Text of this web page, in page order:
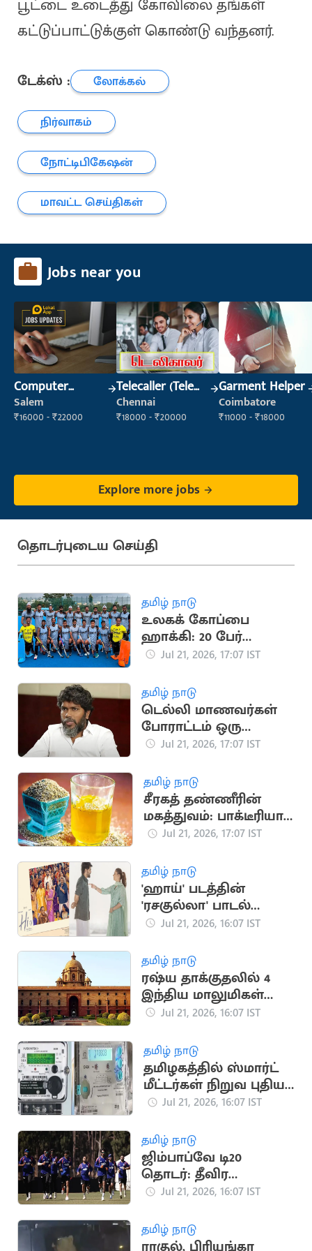
பூட்டை உடைத்து கோவிலை தங்கள்
கட்டுப்பாட்டுக்குள் கொண்டு வந்தனர்.
டேக்ஸ் :
லோக்கல்
நிர்வாகம்
நோட்டிபிகேஷன்
மாவட்ட செய்திகள்
Jobs near you
Computer
Operator
Salem
₹16000 - ₹22000
Telecaller (Tele
Sales)
Chennai
₹18000 - ₹20000
Garment Helper
Coimbatore
₹11000 - ₹18000
Explore more jobs
தொடர்புடைய செய்தி
தமிழ் நாடு
உலகக் கோப்பை
ஹாக்கி: 20 பேர்
கொண்ட இந்திய
Jul 21, 2026, 17:07 IST
தமிழ் நாடு
டெல்லி மாணவர்கள்
போராட்டம் ஒரு
தலைமுறையின்
பா.ரஞ்சித்
Jul 21, 2026, 17:07 IST
தமிழ் நாடு
சீரகத் தண்ணீரின்
மகத்துவம்: பாக்டீரியா
தொற்று முதல் இதய
Jul 21, 2026, 17:07 IST
தமிழ் நாடு
'ஹாய்' படத்தின்
'ரசகுல்லா' பாடல்
நாளை வெளியீடு
Jul 21, 2026, 16:07 IST
தமிழ் நாடு
ரஷ்ய தாக்குதலில் 4
இந்திய மாலுமிகள்
பலி: இந்தியா
Jul 21, 2026, 16:07 IST
தமிழ் நாடு
தமிழகத்தில் ஸ்மார்ட்
மீட்டர்கள் நிறுவ புதிய
டெண்டர் பணிகள்
Jul 21, 2026, 16:07 IST
தமிழ் நாடு
ஜிம்பாப்வே டி20
தொடர்: தீவிர
பயிற்சியில் இந்திய
Jul 21, 2026, 16:07 IST
தமிழ் நாடு